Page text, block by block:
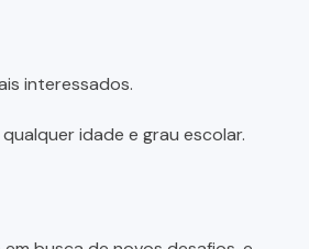
interessados.
idade e grau escolar.